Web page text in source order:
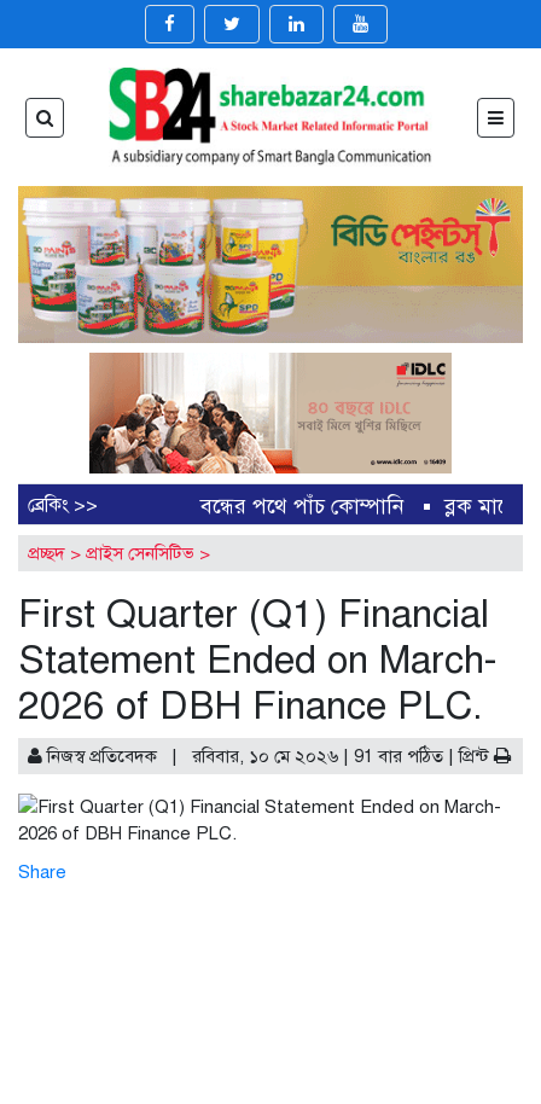
ব্রেকিং >>
প্রতিষ্ঠান খাত, বন্ধের পথে পাঁচ কোম্পানি
ব্লক মার্কেটে
বন্ধের খবরের পর ডিএসইকে ব্যাখ্যা দিল এস আলম কোল্ড
পাওয়া শীর্ষ ১০ কোম্পানির তালিকা প্রকাশ
প্রচ্ছদ > প্রাইস সেনসিটিভ >
First Quarter (Q1) Financial
Statement Ended on March-
2026 of DBH Finance PLC.
নিজস্ব প্রতিবেদক | রবিবার, ১০ মে ২০২৬ | 91 বার পঠিত |প্রিন্ট
Share